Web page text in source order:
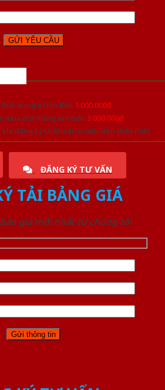
trang trí lên đến 1.000.000đ
mua đơn hàng lớn hơn 3.000.000đ
khi đăng ký tài khoản thành viên thân thiết
ĐĂNG KÝ TƯ VẤN
TẢI BẢNG GIÁ
giá mới nhất từ chúng tôi